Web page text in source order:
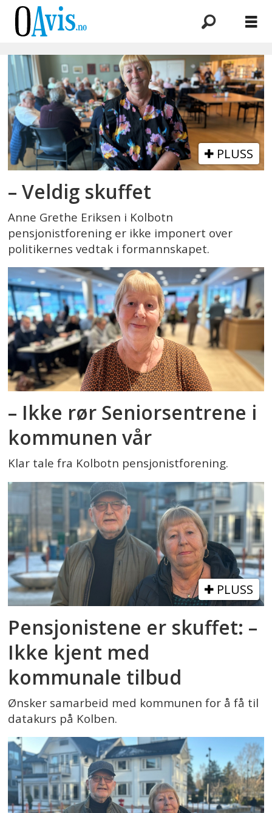
Emne:
kolbotn
pensjonistforening
PLUSS
– Veldig skuffet
Anne Grethe Eriksen i Kolbotn
pensjonistforening er ikke imponert over
politikernes vedtak i formannskapet.
– Ikke rør Seniorsentrene i
kommunen vår
Klar tale fra Kolbotn pensjonistforening.
PLUSS
Pensjonistene er skuffet: –
Ikke kjent med
kommunale tilbud
Ønsker samarbeid med kommunen for å få til
datakurs på Kolben.